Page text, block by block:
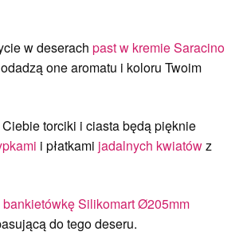
w deserach past w kremie Saracino
one aromatu i koloru Twoim
torciki i ciasta będą pięknie
i płatkami jadalnych kwiatówz
bankietówkę Silikomart Ø205mm
do tego deseru.